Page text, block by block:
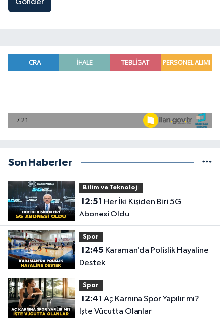
Gönder
Son Haberler
Bilim ve Teknoloji
12:51
Abonesi Oldu
Spor
12:45
Destek
Spor
12:41
İşte Vücutta Olanlar